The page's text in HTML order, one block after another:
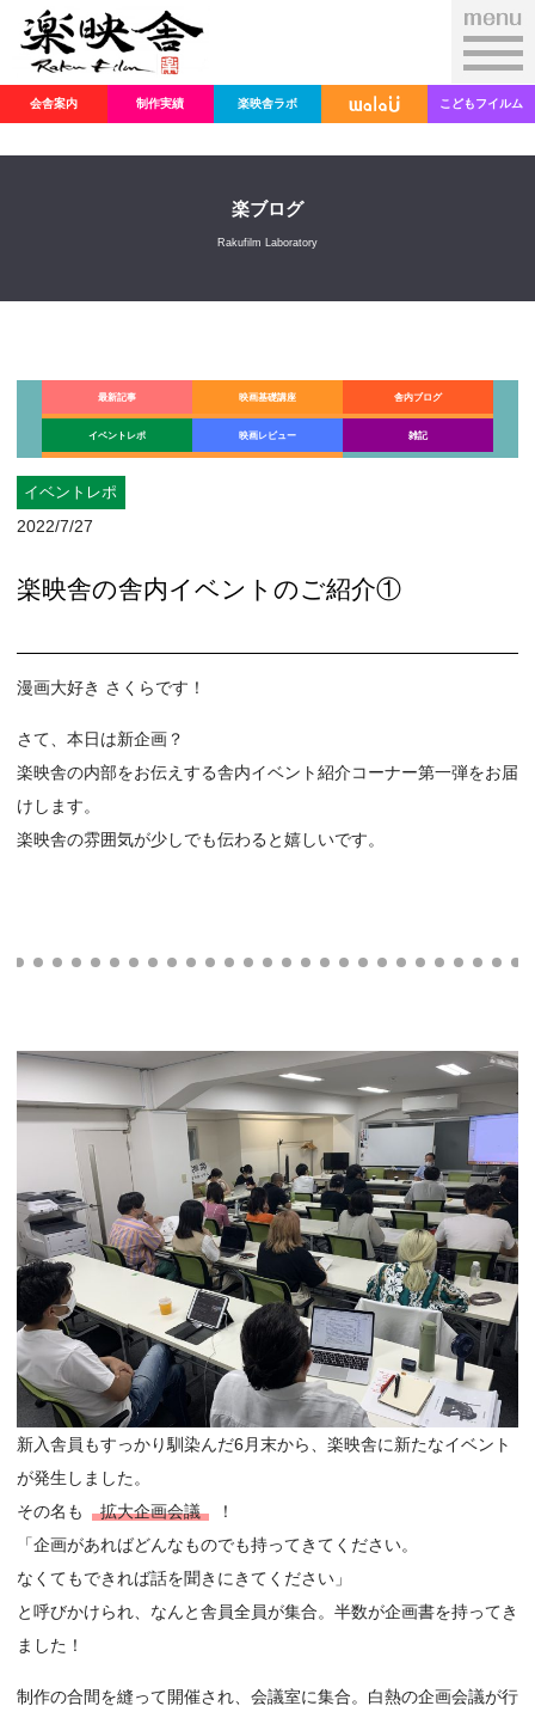
会舎案内 制作実績 楽映舎ラボ こどもフイルム
楽ブログ
Rakufilm Laboratory
最新記事 映画基礎講座 舎内ブログ
イベントレポ 映画レビュー 雑記
イベントレポ
2022/7/27
楽映舎の舎内イベントのご紹介①
漫画大好き さくらです！
さて、本日は新企画？
楽映舎の内部をお伝えする舎内イベント紹介コーナー第一弾をお届
けします。
楽映舎の雰囲気が少しでも伝わると嬉しいです。
新入舎員もすっかり馴染んだ6月末から、楽映舎に新たなイベント
が発生しました。
その名も
拡大企画会議
！
「企画があればどんなものでも持ってきてください。
なくてもできれば話を聞きにきてください」
と呼びかけられ、なんと舎員全員が集合。半数が企画書を持ってき
ました！
制作の合間を縫って開催され、会議室に集合。白熱の企画会議が行